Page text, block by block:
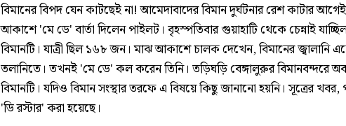
বিমানের বিপদ যেন কাটছেই না! আমেদাবাদের বিমান দুর্ঘটনার রেশ কাটার
আকাশে 'মে ডে' বার্তা দিলেন পাইলট। বৃহস্পতিবার গুয়াহাটি থেকে চেন্নাই
বিমানটি। যাত্রী ছিল ১৬৮ জন। মাঝ আকাশে চালক দেখেন, বিমানের জ্বালানি
তলানিতে। তখনই 'মে ডে' কল করেন তিনি। তড়িঘড়ি বেঙ্গালুরুর বিমানবন্দরে
বিমানটি। যদিও বিমান সংস্থার তরফে এ বিষয়ে কিছু জানানো হয়নি। সূত্রের
'ডি রস্টার' করা হয়েছে।